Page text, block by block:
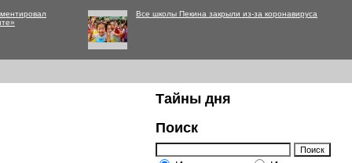
Все школы Пекина закрыли из-за коронавируса
Тайны дня
Поиск